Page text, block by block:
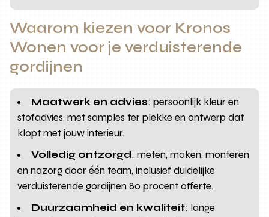
Waarom kiezen voor Kronos
Wonen voor je verduisterende
gordijnen
Maatwerk en advies: persoonlijk kleur en
stofadvies, met samples ter plekke en ontwerp dat
klopt met jouw interieur.
Volledig ontzorgd: meten, maken, monteren
en nazorg door één team, inclusief duidelijke
verduisterende gordijnen 80 procent offerte.
Duurzaamheid en kwaliteit: lange